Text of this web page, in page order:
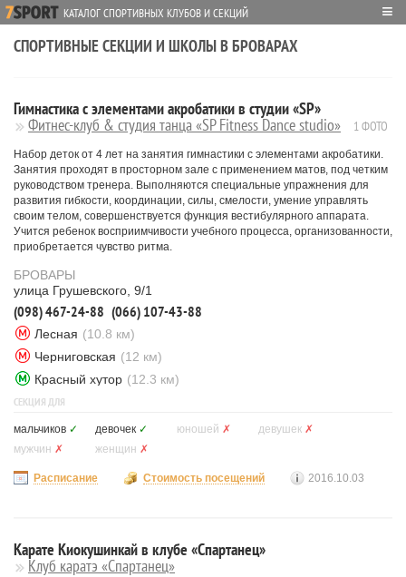
КАТАЛОГ СПОРТИВНЫХ КЛУБОВ И СЕКЦИЙ ≡
СПОРТИВНЫЕ СЕКЦИИ И ШКОЛЫ В БРОВАРАХ
Гимнастика с элементами акробатики в студии «SP»
Фитнес-клуб & студия танца «SP Fitness Dance studio» 1 ФОТО
Набор деток от 4 лет на занятия гимнастики с элементами акробатики.
Занятия проходят в просторном зале с применением матов, под четким
руководством тренера. Выполняются специальные упражнения для
развития гибкости, координации, силы, смелости, умение управлять
своим телом, совершенствуется функция вестибулярного аппарата.
Учится ребенок восприимчивости учебного процесса, организованности,
приобретается чувство ритма.
БРОВАРЫ
улица Грушевского, 9/1
(098) 467-24-88 (066) 107-43-88
Лесная (10.8 км)
Черниговская (12 км)
Красный хутор (12.3 км)
СЕКЦИЯ ДЛЯ
мальчиков ✓ девочек ✓ юношей ✗ девушек ✗
мужчин ✗ женщин ✗
Расписание Стоимость посещений 2016.10.03
Карате Киокушинкай в клубе «Спартанец»
Клуб каратэ «Спартанец»